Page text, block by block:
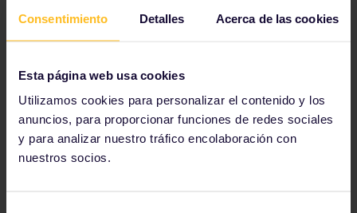
Consentimiento Detalles Acerca de las cookies
Esta página web usa cookies
Utilizamos cookies para personalizar el contenido y los
anuncios, para proporcionar funciones de redes sociales
y para analizar nuestro tráfico encolaboración con
nuestros socios.
Reservar tus atracciones